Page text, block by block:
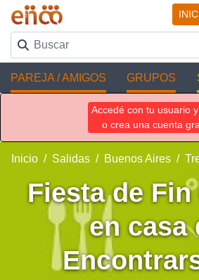
PAREJA / AMIGOS GRUPOS
Accedé con tu usuario
o crea una cuenta
Inicio Salidas Buenos Aires
Fiesta de Fin
en casa